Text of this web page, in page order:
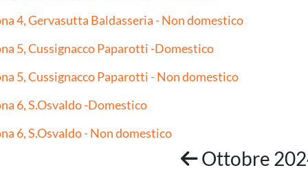
4, Gervasutta Baldasseria - Non domestico
5, Cussignacco Paparotti -Domestico
5, Cussignacco Paparotti - Non domestico
6, S.Osvaldo -Domestico
6, S.Osvaldo - Non domestico
Ottobre